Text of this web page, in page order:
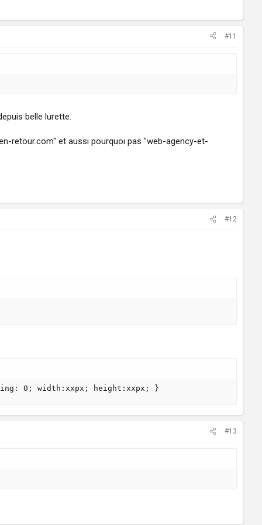
#11
belle lurette.
retour.com" et aussi pourquoi pas "web-agency-et-
#12
0; width:xxpx; height:xxpx; }
#13